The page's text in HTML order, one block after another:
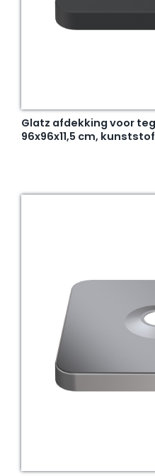
Glatz afdekking voor
96x96x11,5 cm,